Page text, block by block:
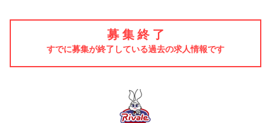
募 集 終 了
すでに募集が終了している過去の求人情報です